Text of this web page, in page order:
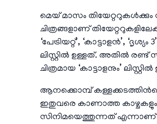
മെയ് മാസം
ചിത്രങ്ങളാണ്
‘പേട്രിയറ്റ്’, ‘കാട്ടാളൻ’,
ലിസ്റ്റിൽ ഉള്ളത്. അതിൽ രണ്ട്
ചിത്രമായ ‘കാട്ടാളനും’
ആനക്കൊമ്പ്
ഇതുവരെ കാണാത്ത കാഴ്ചകളും
സിനിമയെത്തുന്നത് എന്നാണ്